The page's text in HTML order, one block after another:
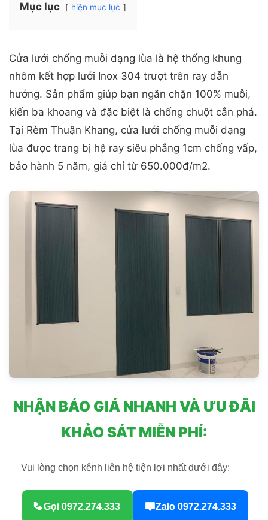
Mục lục hiện mục lục
Cửa lưới chống muỗi dạng lùa là hệ thống khung
nhôm kết hợp lưới Inox 304 trượt trên ray dẫn
hướng. Sản phẩm giúp bạn ngăn chặn 100% muỗi,
kiến ba khoang và đặc biệt là chống chuột cắn phá.
Tại Rèm Thuận Khang, cửa lưới chống muỗi dạng
lùa được trang bị hệ ray siêu phẳng 1cm chống vấp,
bảo hành 5 năm, giá chỉ từ 650.000đ/m2.
NHẬN BÁO GIÁ NHANH VÀ ƯU ĐÃI
KHẢO SÁT MIỄN PHÍ:
Vui lòng chọn kênh liên hệ tiện lợi nhất dưới đây:
Gọi 0972.274.333 Zalo 0972.274.333